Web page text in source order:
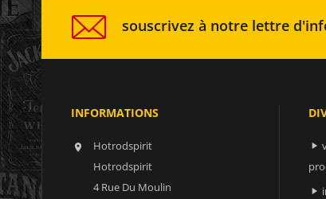
souscrivez à notre lettre
INFORMATIONS

Hotrodspirit
Hotrodspirit
4 Rue Du Moulin

